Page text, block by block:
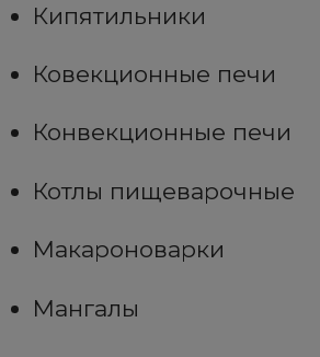
Кипятильники
Ковекционные печи
Конвекционные печи
Котлы пищеварочные
Макароноварки
Мангалы